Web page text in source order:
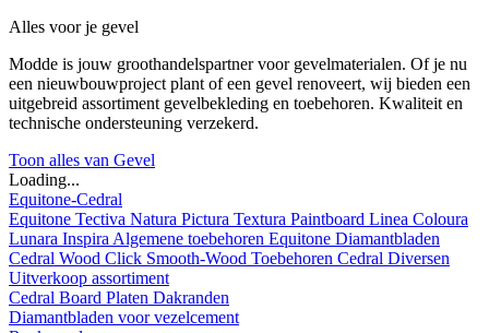
Alles voor je gevel
Modde is jouw groothandelspartner voor gevelmaterialen. Of je nu
een nieuwbouwproject plant of een gevel renoveert, wij bieden een
uitgebreid assortiment gevelbekleding en toebehoren. Kwaliteit en
technische ondersteuning verzekerd.
Toon alles van Gevel
Loading...
Equitone-Cedral
Equitone Tectiva Natura Pictura Textura Paintboard Linea Coloura
Lunara Inspira Algemene toebehoren Equitone Diamantbladen
Cedral Wood Click Smooth-Wood Toebehoren Cedral Diversen
Uitverkoop assortiment
Cedral Board Platen Dakranden
Diamantbladen voor vezelcement